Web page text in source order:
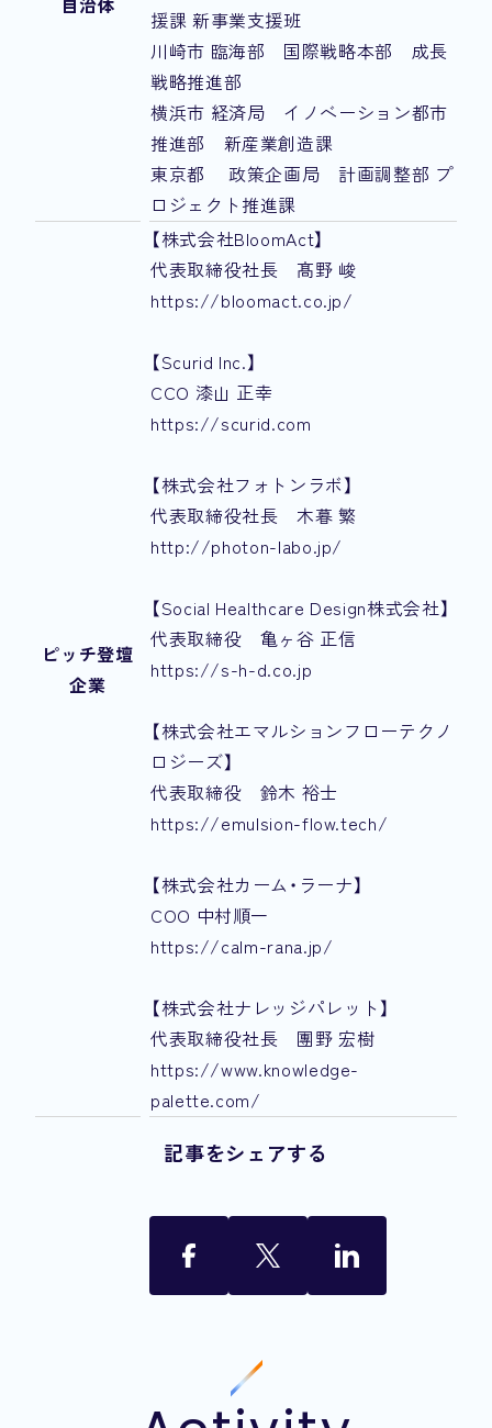
援課 新事業支援班
川崎市 臨海部 国際戦略本部 成長
戦略推進部
横浜市 経済局 イノベーション都市
推進部 新産業創造課
東京都 政策企画局 計画調整部 プ
ロジェクト推進課
ピッチ登壇
企業
【株式会社BloomAct】
代表取締役社長 髙野 峻
https://bloomact.co.jp/
【Scurid Inc.】
CCO 漆山 正幸
https://scurid.com
【株式会社フォトンラボ】
代表取締役社長 木暮 繁
http://photon-labo.jp/
【Social Healthcare Design株式会社】
代表取締役 亀ヶ谷 正信
https://s-h-d.co.jp
【株式会社エマルションフローテクノ
ロジーズ】
代表取締役 鈴木 裕士
https://emulsion-flow.tech/
【株式会社カーム・ラーナ】
COO 中村順一
https://calm-rana.jp/
【株式会社ナレッジパレット】
代表取締役社長 團野 宏樹
https://www.knowledge-
palette.com/
記事をシェアする